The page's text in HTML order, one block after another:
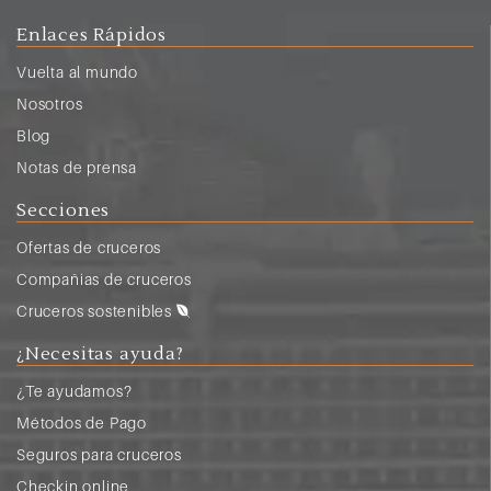
Enlaces Rápidos
Vuelta al mundo
Nosotros
Blog
Notas de prensa
Secciones
Ofertas de cruceros
Compañias de cruceros
Cruceros sostenibles
¿Necesitas ayuda?
¿Te ayudamos?
Métodos de Pago
Seguros para cruceros
Checkin online